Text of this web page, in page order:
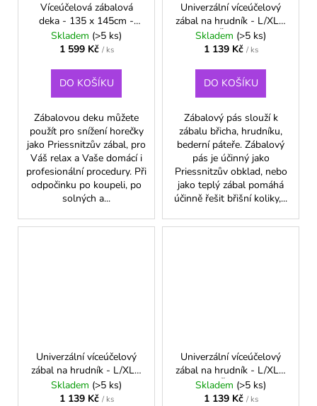
Víceúčelová zábalová
deka - 135 x 145cm -
Zelená
Skladem (>5 ks)
1 599 Kč / ks
DO KOŠÍKU
Zábalovou deku můžete
použít pro snížení horečky
jako Priessnitzův zábal, pro
Váš relax a Vaše domácí i
profesionální procedury. Při
odpočinku po koupeli, po
solných a...
Univerzální víceúčelový
zábal na hrudník - L/XL -
Černá
Skladem (>5 ks)
1 139 Kč / ks
DO KOŠÍKU
Zábalový pás slouží k
zábalu břicha, hrudníku,
bederní páteře. Zábalový
pás je účinný jako
Priessnitzův obklad, nebo
jako teplý zábal pomáhá
účinně řešit břišní koliky,...
Univerzální víceúčelový
zábal na hrudník - L/XL -
Modrá
Skladem (>5 ks)
1 139 Kč / ks
Univerzální víceúčelový
zábal na hrudník - L/XL -
Šedá
Skladem (>5 ks)
1 139 Kč / ks